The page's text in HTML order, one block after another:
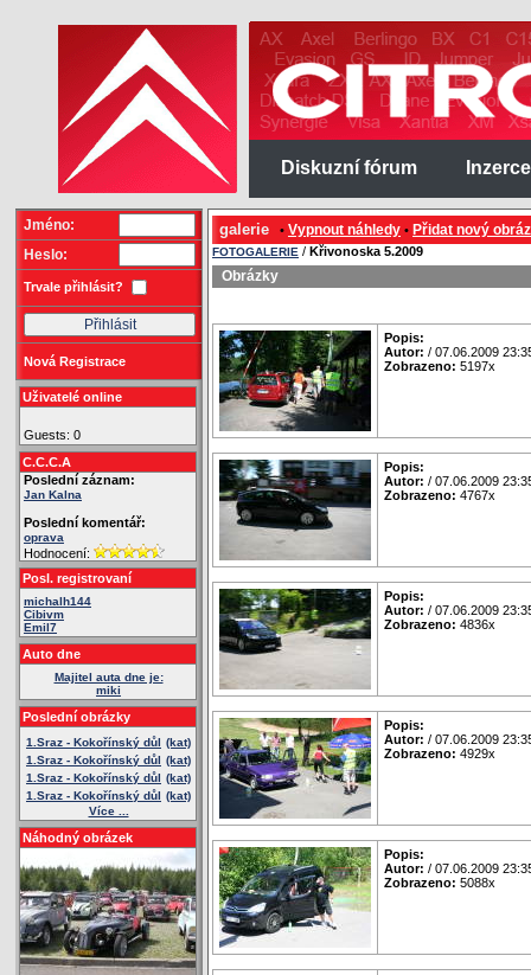
Diskuzní fórum Inzerce
Jméno:
Heslo:
Trvale přihlásit?
Nová Registrace
Uživatelé online
Guests: 0
C.C.C.A
Poslední záznam:
Jan Kalna
Poslední komentář:
oprava
Hodnocení:
Posl. registrovaní
michalh144
Cibivm
Emil7
Auto dne
Majitel auta dne je:
miki
Poslední obrázky
1.Sraz - Kokořínský důl (kat)
1.Sraz - Kokořínský důl (kat)
1.Sraz - Kokořínský důl (kat)
1.Sraz - Kokořínský důl (kat)
Více ...
Náhodný obrázek
galerie • Vypnout náhledy • Přidat nový
FOTOGALERIE / Křivonoska 5.2009
Obrázky
Popis:
Autor: / 07.06.2009
Zobrazeno: 5197x
Popis:
Autor: / 07.06.2009
Zobrazeno: 4767x
Popis:
Autor: / 07.06.2009
Zobrazeno: 4836x
Popis:
Autor: / 07.06.2009
Zobrazeno: 4929x
Popis:
Autor: / 07.06.2009
Zobrazeno: 5088x